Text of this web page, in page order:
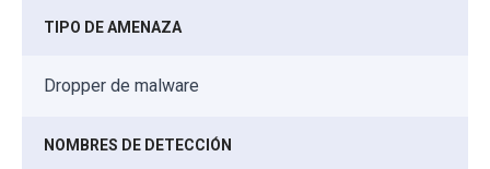
TIPO DE AMENAZA
Dropper de malware
NOMBRES DE DETECCIÓN